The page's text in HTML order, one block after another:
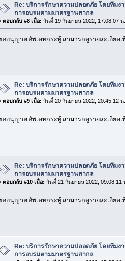
Re: บริการรักษาความปลอดภัย โดยทีมง
การอบรมตามมาตรฐานสากล
ตอบกลับ #8 เมื่อ: วันที่ 19 กันยายน 2022, 17:08:07 น
ออนุญาต อัพเดทกระทู้ สามารถดูรายละเอียดเ
Re: บริการรักษาความปลอดภัย โดยทีมง
การอบรมตามมาตรฐานสากล
ตอบกลับ #9 เมื่อ: วันที่ 20 กันยายน 2022, 20:45:12 น
ออนุญาต อัพเดทกระทู้ สามารถดูรายละเอียดเ
Re: บริการรักษาความปลอดภัย โดยทีมง
การอบรมตามมาตรฐานสากล
ตอบกลับ #10 เมื่อ: วันที่ 21 กันยายน 2022, 09:08:11
ออนุญาต อัพเดทกระทู้ สามารถดูรายละเอียดเ
Re: บริการรักษาความปลอดภัย โดยทีมง
การอบรมตามมาตรฐานสากล